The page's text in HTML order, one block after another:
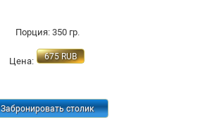
Порция: 350 гр.
Цена: 675 RUB
Забронировать столик